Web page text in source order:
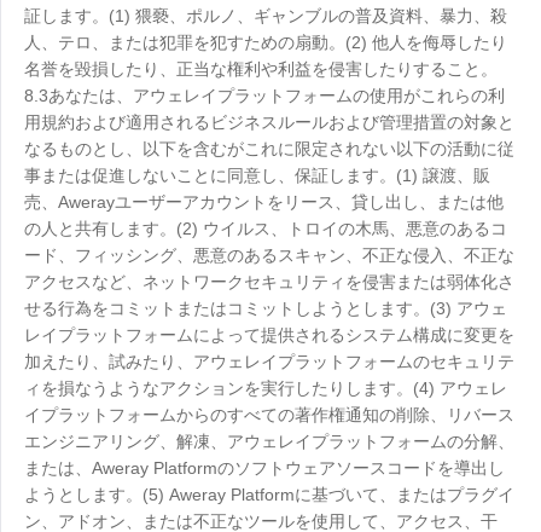
証します。(1) 猥褻、ポルノ、ギャンブルの普及資料、暴力、殺
人、テロ、または犯罪を犯すための扇動。(2) 他人を侮辱したり
名誉を毀損したり、正当な権利や利益を侵害したりすること。
8.3あなたは、アウェレイプラットフォームの使用がこれらの利
用規約および適用されるビジネスルールおよび管理措置の対象と
なるものとし、以下を含むがこれに限定されない以下の活動に従
事または促進しないことに同意し、保証します。(1) 譲渡、販
売、Awerayユーザーアカウントをリース、貸し出し、または他
の人と共有します。(2) ウイルス、トロイの木馬、悪意のあるコ
ード、フィッシング、悪意のあるスキャン、不正な侵入、不正な
アクセスなど、ネットワークセキュリティを侵害または弱体化さ
せる行為をコミットまたはコミットしようとします。(3) アウェ
レイプラットフォームによって提供されるシステム構成に変更を
加えたり、試みたり、アウェレイプラットフォームのセキュリテ
ィを損なうようなアクションを実行したりします。(4) アウェレ
イプラットフォームからのすべての著作権通知の削除、リバース
エンジニアリング、解凍、アウェレイプラットフォームの分解、
または、Aweray Platformのソフトウェアソースコードを導出し
ようとします。(5) Aweray Platformに基づいて、またはプラグイ
ン、アドオン、または不正なツールを使用して、アクセス、干